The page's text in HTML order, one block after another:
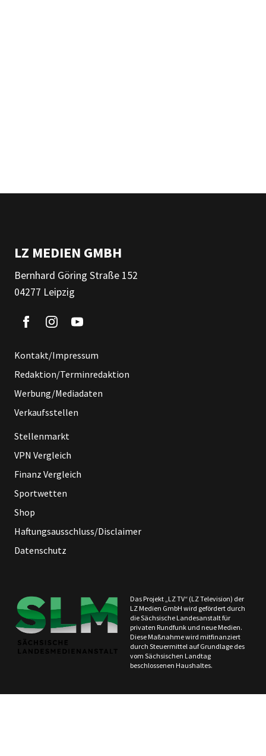
LZ MEDIEN GMBH
Bernhard Göring Straße 152
04277 Leipzig
Kontakt/Impressum
Redaktion/Terminredaktion
Werbung/Mediadaten
Verkaufsstellen
Stellenmarkt
VPN Vergleich
Finanz Vergleich
Sportwetten
Shop
Haftungsausschluss/Disclaimer
Datenschutz
Das Projekt „LZ TV“ (LZ Television) der
LZ Medien GmbH wird gefördert durch
die Sächsische Landesanstalt für
privaten Rundfunk und neue Medien.
Diese Maßnahme wird mitfinanziert
durch Steuermittel auf Grundlage des
vom Sächsischen Landtag
beschlossenen Haushaltes.